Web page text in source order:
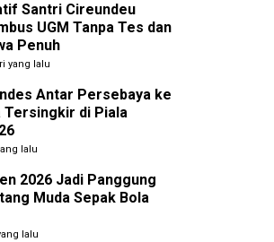
Santri Cireundeu
UGM Tanpa Tes dan
Penuh
yang lalu
Antar Persebaya ke
Tersingkir di Piala
lalu
2026 Jadi Panggung
Muda Sepak Bola
lalu